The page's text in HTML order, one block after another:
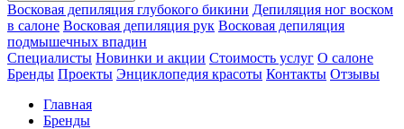
Восковая депиляция глубокого бикини Депиляция ног воском
в салоне Восковая депиляция рук Восковая депиляция
подмышечных впадин
Специалисты Новинки и акции Стоимость услуг О салоне
Бренды Проекты Энциклопедия красоты Контакты Отзывы
Главная
Бренды